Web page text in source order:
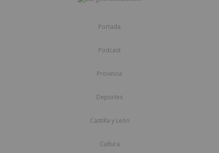
Portada
Podcast
Provincia
Deportes
Castilla y León
Cultura